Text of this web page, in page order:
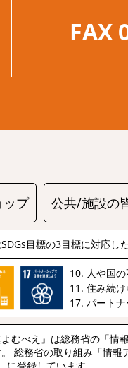
FAX
ップ 公共/施設の
目標の3目標に対応し
10. 人や国
11. 住み続
17. パート
むべえ』は総務省の「情
総務省の取り組み「情報